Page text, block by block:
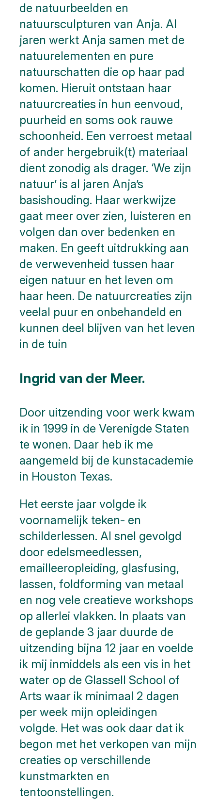
de natuurbeelden en
natuursculpturen van Anja. Al
jaren werkt Anja samen met de
natuurelementen en pure
natuurschatten die op haar pad
komen. Hieruit ontstaan haar
natuurcreaties in hun eenvoud,
puurheid en soms ook rauwe
schoonheid. Een verroest metaal
of ander hergebruik(t) materiaal
dient zonodig als drager. ‘We zijn
natuur’ is al jaren Anja’s
basishouding. Haar werkwijze
gaat meer over zien, luisteren en
volgen dan over bedenken en
maken. En geeft uitdrukking aan
de verwevenheid tussen haar
eigen natuur en het leven om
haar heen. De natuurcreaties zijn
veelal puur en onbehandeld en
kunnen deel blijven van het leven
in de tuin
Ingrid van der Meer.
Door uitzending voor werk kwam
ik in 1999 in de Verenigde Staten
te wonen. Daar heb ik me
aangemeld bij de kunstacademie
in Houston Texas.
Het eerste jaar volgde ik
voornamelijk teken- en
schilderlessen. Al snel gevolgd
door edelsmeedlessen,
emailleeropleiding, glasfusing,
lassen, foldforming van metaal
en nog vele creatieve workshops
op allerlei vlakken. In plaats van
de geplande 3 jaar duurde de
uitzending bijna 12 jaar en voelde
ik mij inmiddels als een vis in het
water op de Glassell School of
Arts waar ik minimaal 2 dagen
per week mijn opleidingen
volgde. Het was ook daar dat ik
begon met het verkopen van mijn
creaties op verschillende
kunstmarkten en
tentoonstellingen.